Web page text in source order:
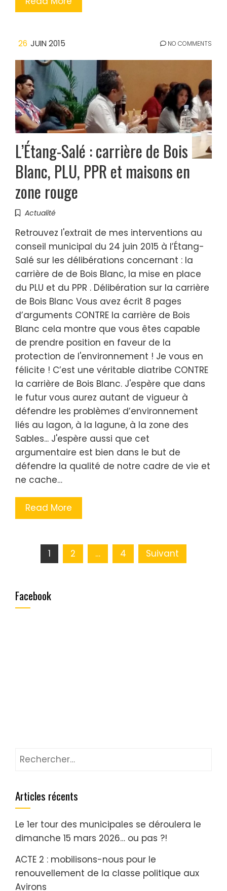
26 JUIN 2015 NO COMMENTS
L’Étang-Salé : carrière de Bois
Blanc, PLU, PPR et maisons en
zone rouge
Actualité
Retrouvez l'extrait de mes interventions au
conseil municipal du 24 juin 2015 à l’Étang-
Salé sur les délibérations concernant : la
carrière de de Bois Blanc, la mise en place
du PLU et du PPR . Délibération sur la carrière
de Bois Blanc Vous avez écrit 8 pages
d’arguments CONTRE la carrière de Bois
Blanc cela montre que vous êtes capable
de prendre position en faveur de la
protection de l'environnement ! Je vous en
félicite ! C’est une véritable diatribe CONTRE
la carrière de Bois Blanc. J'espère que dans
le futur vous aurez autant de vigueur à
défendre les problèmes d’environnement
liés au lagon, à la lagune, à la zone des
Sables... J'espère aussi que cet
argumentaire est bien dans le but de
défendre la qualité de notre cadre de vie et
ne cache…
Read More
Pagination
publications
1 2 … 4 Suivant
Facebook
Rechercher :
Articles récents
Le 1er tour des municipales se déroulera le
dimanche 15 mars 2026… ou pas ?!
ACTE 2 : mobilisons-nous pour le
renouvellement de la classe politique aux
Avirons